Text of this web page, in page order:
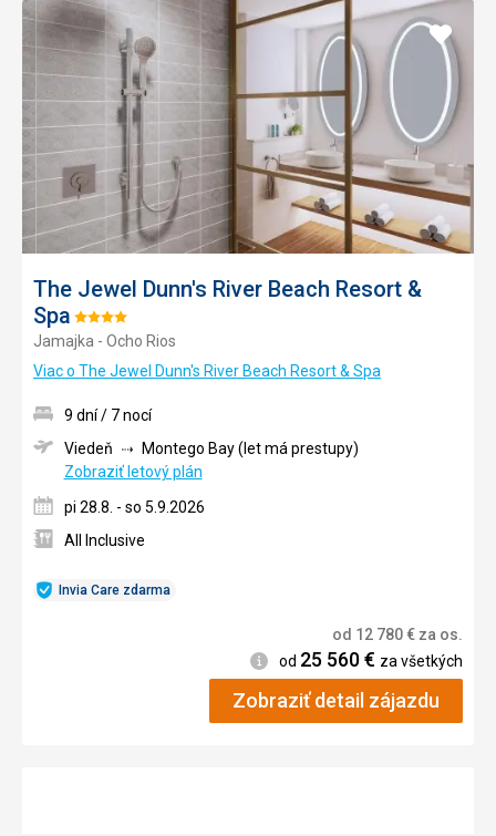
The Jewel Dunn's River Beach Resort &
Spa Hodnotenie:
4/5
Jamajka - Ocho Rios
Viac o The Jewel Dunn's River Beach Resort & Spa
Pridať
do
Invia Care zdarma
9 dní / 7 nocí
Viedeň
Montego Bay (let má prestupy)
Zobraziť letový plán
pi 28.8. - so 5.9.2026
All Inclusive
od 12 780€ za os.
Informácie
od 25 560€ za všetkých
Zobraziť detail zájazdu